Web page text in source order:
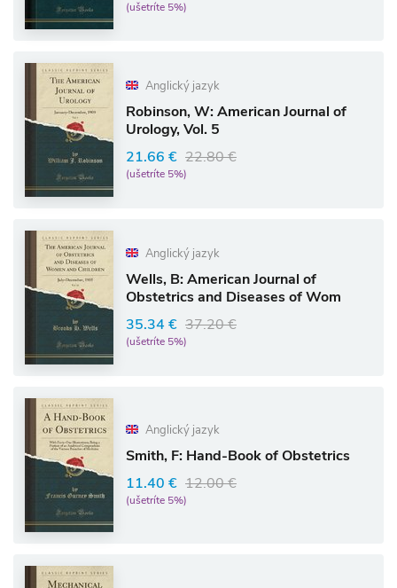
(ušetríte 5%)
Anglický jazyk
Robinson, W: American Journal of
Urology, Vol. 5
21.66 € 22.80 €
(ušetríte 5%)
Anglický jazyk
Wells, B: American Journal of
Obstetrics and Diseases of Wom
35.34 € 37.20 €
(ušetríte 5%)
Anglický jazyk
Smith, F: Hand-Book of Obstetrics
11.40 € 12.00 €
(ušetríte 5%)